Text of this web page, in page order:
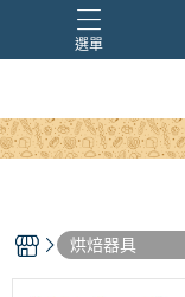
選單
烘焙器具